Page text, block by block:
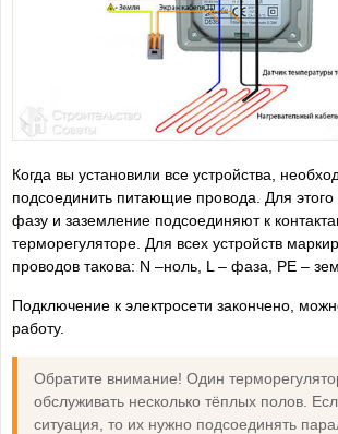
Когда вы установили все устройства,
подсоединить питающие провода. Для этого
фазу и заземление подсоединяют к
терморегуляторе. Для всех устройств
проводов такова: N –ноль, L – фаза, PE –
Подключение к электросети закончено,
работу.
Обратите внимание! Один
обслуживать несколько тёплых полов.
ситуация, то их нужно подсоединять